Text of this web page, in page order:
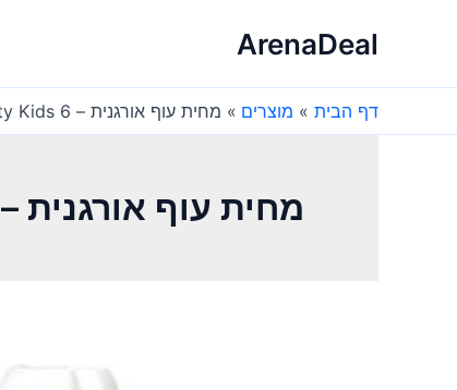
ArenaDeal
דף הבית מוצרים מחית עוף אורגנית – Serenity Kids 6+ חודשים
מחית עוף אורגנית – Serenity Kids 6+ חודשים